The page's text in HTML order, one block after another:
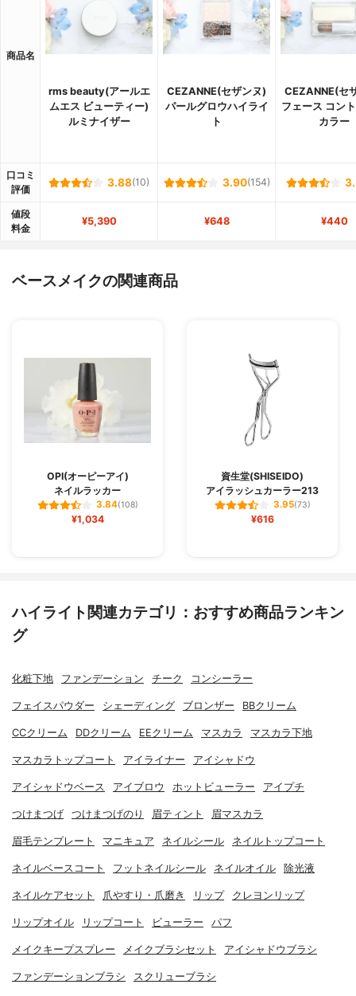
商品名
rms beauty(アールエ
ムエス ビューティー)
ルミナイザー
CEZANNE(セザンヌ)
パールグロウハイライ
ト
CEZANNE(セ
フェース コン
カラー
口コミ
評価
3.88(10) 3.90(154)
値段
料金
¥5,390 ¥648 ¥440
ベースメイクの関連商品
OPI(オーピーアイ)
ネイルラッカー
3.84(108)
¥1,034
資生堂(SHISEIDO)
アイラッシュカーラー213
3.95(73)
¥616
ハイライト関連カテゴリ：おすすめ商品ランキン
グ
化粧下地 ファンデーション チーク コンシーラー
フェイスパウダー シェーディング ブロンザー BBクリーム
CCクリーム DDクリーム EEクリーム マスカラ マスカラ下地
マスカラトップコート アイライナー アイシャドウ
アイシャドウベース アイブロウ ホットビューラー アイプチ
つけまつげ つけまつげのり 眉ティント 眉マスカラ
眉毛テンプレート マニキュア ネイルシール ネイルトップコート
ネイルベースコート フットネイルシール ネイルオイル 除光液
ネイルケアセット 爪やすり・爪磨き リップ クレヨンリップ
リップオイル リップコート ビューラー パフ
メイクキープスプレー メイクブラシセット アイシャドウブラシ
ファンデーションブラシ スクリューブラシ